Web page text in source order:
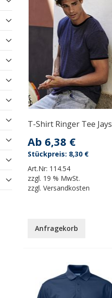
T-Shirt Ringer Tee Jays
Ab 6,38 €
Art.Nr: 114.54
zzgl. 19 % MwSt.
zzgl. Versandkosten
8,30 €
Anfragekorb